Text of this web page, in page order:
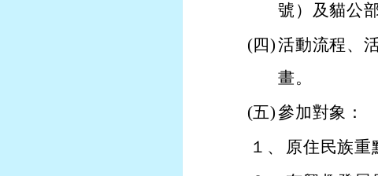
號）及貓公部
(四)活動流程、
畫。
(五)參加對象：
１、
原住民族重